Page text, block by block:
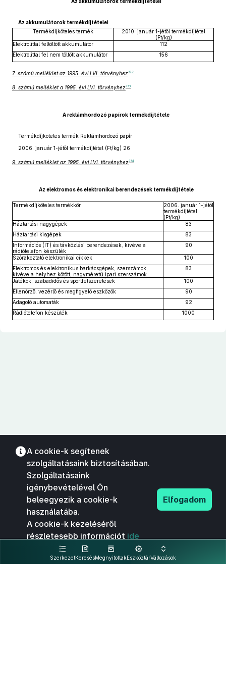
Az akkumulátorok termékdíjtételei
Termékdíjköteles termék
2010. január 1-jétől termékdíjtétel
(Ft/kg)
Elektrolittal feltöltött akkumulátor
112
Elektrolittal fel nem töltött akkumulátor
156
7. számú melléklet az 1995. évi LVI. törvényhez112
8. számú melléklet a 1995. évi LVI. törvényhez113
A reklámhordozó papírok termékdíjtétele
Termékdíjköteles termék Reklámhordozó papír
2006. január 1-jétől termékdíjtétel (Ft/kg) 26
9. számú melléklet az 1995. évi LVI. törvényhez114
Az elektromos és elektronikai berendezések termékdíjtétele
Termékdíjköteles termékkör
2006. január 1-jétől
termékdíjtétel
(Ft/kg)
Háztartási nagygépek
83
Háztartási kisgépek
83
Információs (IT) és távközlési berendezések, kivéve a
rádiótelefon készülék
90
Szórakoztató elektronikai cikkek
100
Elektromos és elektronikus barkácsgépek, szerszámok,
kivéve a helyhez kötött, nagyméretű ipari szerszámok
83
Játékok, szabadidős és sportfelszerelések
100
Ellenőrző, vezérlő és megfigyelő eszközök
90
Adagoló automaták
92
Rádiótelefon készülék
1000
SzerkezetKeresésMegnyitottakEszköztárVáltozások
A cookie-k segítenek
szolgáltatásaink biztosításában.
Szolgáltatásaink
igénybevételével Ön
beleegyezik a cookie-k
használatába.
A cookie-k kezeléséről
részletesebb információt ide
kattintva olvashat.
Elfogadom